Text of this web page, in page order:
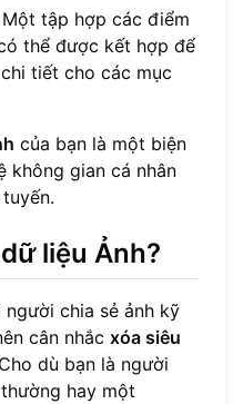
Một tập hợp các điểm
thể được kết hợp để
tiết cho các mục
của bạn là một biện
không gian cá nhân
liệu Ảnh?
chia sẻ ảnh kỹ
cân nhắc xóa siêu
dù bạn là người
hay một